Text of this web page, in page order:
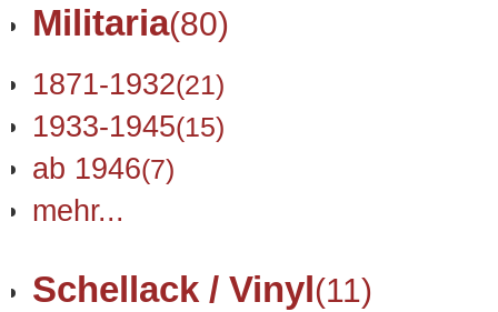
Militaria(80)
1871-1932(21)
1933-1945(15)
ab 1946(7)
mehr...
Schellack / Vinyl(11)